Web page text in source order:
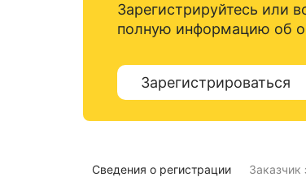
Зарегистрируйтесь или
полную информацию об
Зарегистрироваться
Сведения о регистрации Заказчик